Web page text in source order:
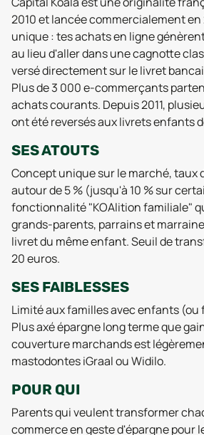
2010 et lancée commercialement en
unique : tes achats en ligne
au lieu d'aller dans une cagnotte
versé directement sur le livret
Plus de 3 000 e-commerçants
achats courants. Depuis 2011,
ont été reversés aux livrets enfants
SES ATOUTS
Concept unique sur le marché, taux
autour de 5 % (jusqu'à 10 % sur
fonctionnalité "KOAlition familiale"
grands-parents, parrains et
livret du même enfant. Seuil de
20 euros.
SES FAIBLESSES
Limité aux familles avec enfants
Plus axé épargne long terme que
couverture marchands est
mastodontes iGraal ou Widilo.
POUR QUI
Parents qui veulent transformer
commerce en geste d'épargne pour